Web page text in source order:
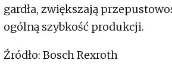
gardła, zwiększają
ogólną szybkość produkcji.
Źródło: Bosch Rexroth